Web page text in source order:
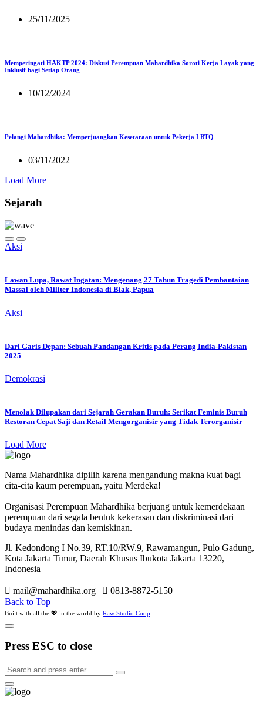
25/11/2025
Memperingati HAKTP 2024: Diskusi Perempuan Mahardhika Soroti Kerja Layak yang
Inklusif bagi Setiap Orang
10/12/2024
Pelangi Mahardhika: Memperjuangkan Kesetaraan untuk Pekerja LBTQ
03/11/2022
Load More
Sejarah
Aksi
Lawan Lupa, Rawat Ingatan: Mengenang 27 Tahun Tragedi Pembantaian
Massal oleh Militer Indonesia di Biak, Papua
Aksi
Dari Garis Depan: Sebuah Pandangan Kritis pada Perang India-Pakistan
2025
Demokrasi
Menolak Dilupakan dari Sejarah Gerakan Buruh: Serikat Feminis Buruh
Restoran Cepat Saji dan Retail Mengorganisir yang Tidak Terorganisir
Load More
Nama Mahardhika dipilih karena mengandung makna kuat bagi
cita-cita kaum perempuan, yaitu Merdeka!
Organisasi Perempuan Mahardhika berjuang untuk kemerdekaan
perempuan dari segala bentuk kekerasan dan diskriminasi dari
budaya menindas dan kemiskinan.
Jl. Kedondong I No.39, RT.10/RW.9, Rawamangun, Pulo Gadung,
Kota Jakarta Timur, Daerah Khusus Ibukota Jakarta 13220,
Indonesia
mail@mahardhika.org |
0813-8872-5150
Back to Top
Built with all the 💖 in the world by Raw Studio Coop
Press ESC to close